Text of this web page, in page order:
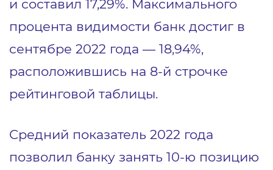
и составил 17,29%. Максимального
процента видимости банк достиг в
сентябре 2022 года ― 18,94%,
расположившись на 8-й строчке
рейтинговой таблицы.
Средний показатель 2022 года
позволил банку занять 10-ю позицию